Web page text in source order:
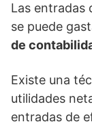
Las entradas
se puede
de
Existe una
utilidades
entradas de